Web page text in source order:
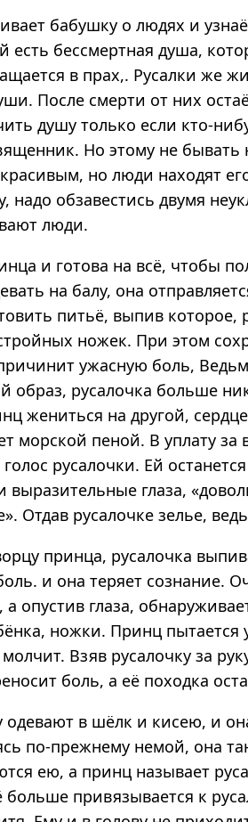
бабушку о людях и
есть бессмертная душа,
в прах,. Русалки же
После смерти от них
душу только если кто-
Но этому не бывать
красивым, но люди находят
надо обзавестись двумя
люди.
и готова на всё, чтобы
на балу, она
питьё, выпив которое,
ножек. При этом
ужасную боль,
образ, русалочка больше
жениться на другой,
морской пеной. В уплату
русалочки. Ей
выразительные глаза,
Отдав русалочке зелье,
принца, русалочка
и она теряет сознание.
опустив глаза,
ножки. Принц пытается
Взяв русалочку за
боль, а её походка
одевают в шёлк и кисею, и
по-прежнему немой, она
ею, а принц называет
привязывается к